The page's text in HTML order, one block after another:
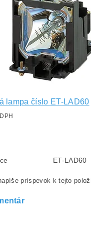
lampa číslo ET-LAD60
DPH
ET-LAD60
príspevok k tejto